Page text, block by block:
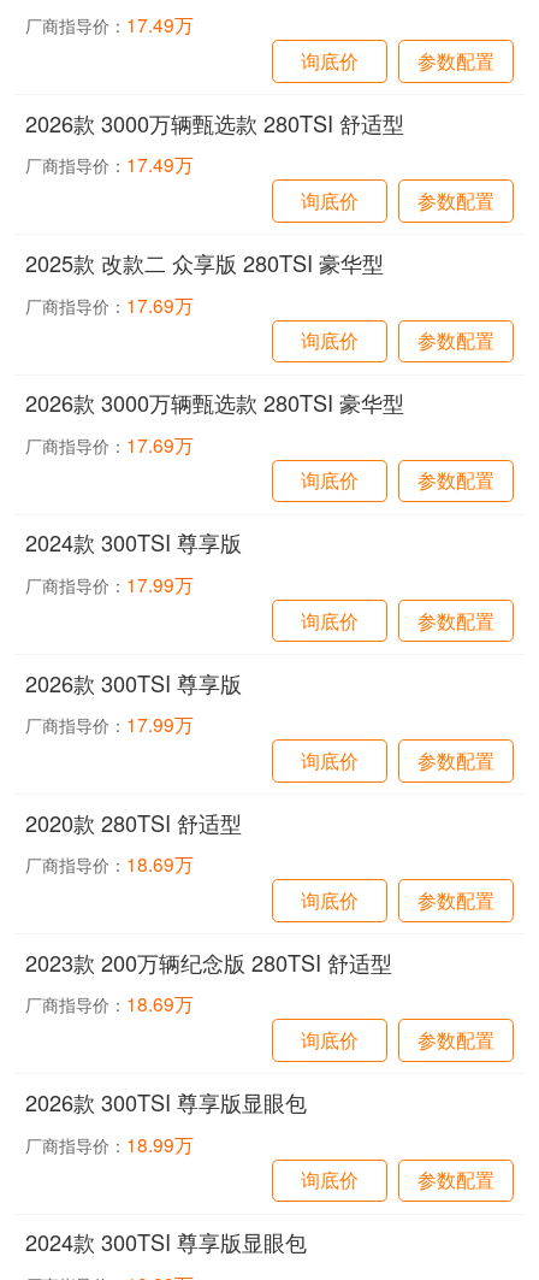
厂商指导价： 17.49万
询底价
参数配置
2026款 3000万辆甄选款 280TSI 舒适型
厂商指导价： 17.49万
询底价
参数配置
2025款 改款二 众享版 280TSI 豪华型
厂商指导价： 17.69万
询底价
参数配置
2026款 3000万辆甄选款 280TSI 豪华型
厂商指导价： 17.69万
询底价
参数配置
2024款 300TSI 尊享版
厂商指导价： 17.99万
询底价
参数配置
2026款 300TSI 尊享版
厂商指导价： 17.99万
询底价
参数配置
2020款 280TSI 舒适型
厂商指导价： 18.69万
询底价
参数配置
2023款 200万辆纪念版 280TSI 舒适型
厂商指导价： 18.69万
询底价
参数配置
2026款 300TSI 尊享版显眼包
厂商指导价： 18.99万
询底价
参数配置
2024款 300TSI 尊享版显眼包